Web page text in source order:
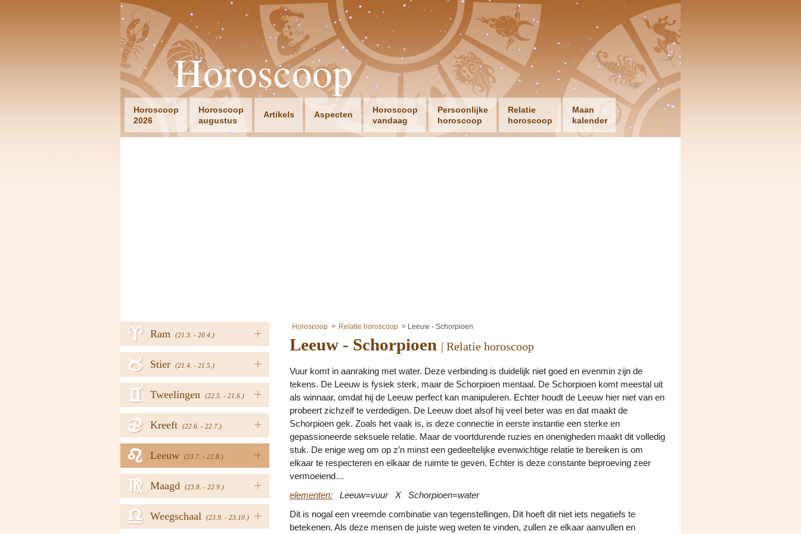
Horoscoop
Horoscoop
2026
Horoscoop
augustus
Artikels Aspecten
Horoscoop
vandaag
Persoonlijke
horoscoop
Relatie
horoscoop
Maan
kalender
+
Ram (21.3. - 20.4.)
a
+
Stier (21.4. - 21.5.)
b
+
Tweelingen (22.5. - 21.6.)
c
+
Kreeft (22.6. - 22.7.)
d
+
Leeuw (23.7. - 22.8.)
e
+
Maagd (23.8. - 22.9.)
f
+
Weegschaal (23.9. - 23.10.)
g
Horoscoop Relatie horoscoop Leeuw - Schorpioen
Leeuw - Schorpioen | Relatie horoscoop
Vuur komt in aanraking met water. Deze verbinding is duidelijk niet goed en evenmin zijn de
tekens. De Leeuw is fysiek sterk, maar de Schorpioen mentaal. De Schorpioen komt meestal uit
als winnaar, omdat hij de Leeuw perfect kan manipuleren. Echter houdt de Leeuw hier niet van en
probeert zichzelf te verdedigen. De Leeuw doet alsof hij veel beter was en dat maakt de
Schorpioen gek. Zoals het vaak is, is deze connectie in eerste instantie een sterke en
gepassioneerde seksuele relatie. Maar de voortdurende ruzies en onenigheden maakt dit volledig
stuk. De enige weg om op z’n minst een gedeeltelijke evenwichtige relatie te bereiken is om
elkaar te respecteren en elkaar de ruimte te geven. Echter is deze constante beproeving zeer
vermoeiend…
elementen: Leeuw=vuur X Schorpioen=water
Dit is nogal een vreemde combinatie van tegenstellingen. Dit hoeft dit niet iets negatiefs te
betekenen. Als deze mensen de juiste weg weten te vinden, zullen ze elkaar aanvullen en